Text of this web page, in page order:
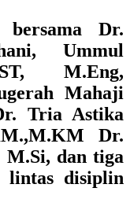
Dr.
Ummul
M.Eng,
Mahaji
Tria Astika
Dr.
M.Si, dan tiga
lintas disiplin